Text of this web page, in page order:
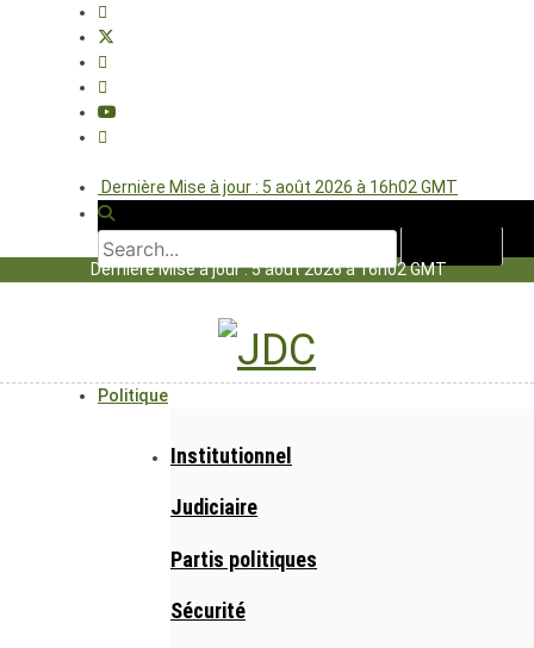
Dernière Mise à jour : 5 août 2026 à 16h02 GMT
Dernière Mise à jour : 5 août 2026 à 16h02 GMT
Politique
Institutionnel
Judiciaire
Partis politiques
Sécurité